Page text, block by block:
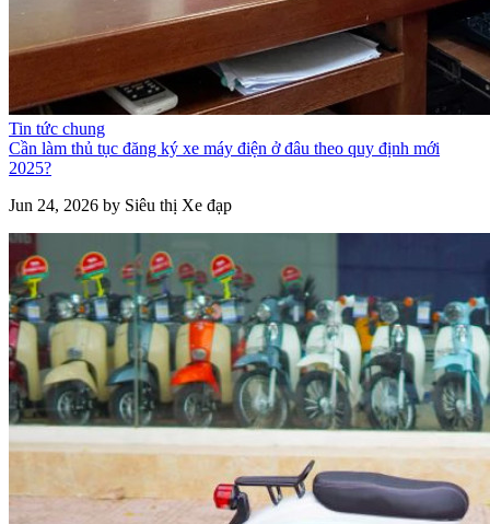
Tin tức chung
Cần làm thủ tục đăng ký xe máy điện ở đâu theo quy định mới
2025?
Jun 24, 2026 by Siêu thị Xe đạp